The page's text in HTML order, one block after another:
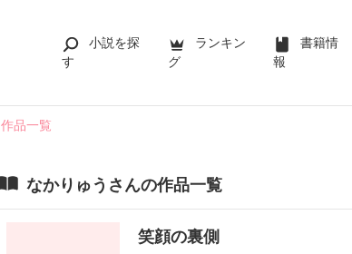
小説を探
す
ランキン
グ
書籍情
報
作品一覧
なかりゅうさんの作品一覧
笑顔の裏側